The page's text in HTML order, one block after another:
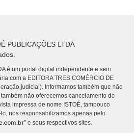
PUBLICAÇÕES LTDA
é um portal digital independente e sem
com a EDITORA TRES COMÉRCIO DE
judicial). Informamos também que não
não oferecemos cancelamento do
impressa de nome ISTOÉ, tampouco
nos responsabilizamos apenas pelo
” e seus respectivos sites.